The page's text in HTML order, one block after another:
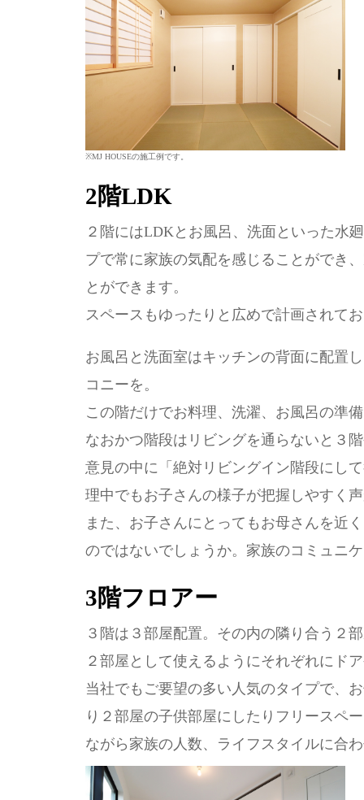
※MJ HOUSEの施工例です。
2階LDK
２階にはLDKとお風呂、洗面といった水
プで常に家族の気配を感じることができ
とができます。
スペースもゆったりと広めで計画されて
お風呂と洗面室はキッチンの背面に配置
コニーを。
この階だけでお料理、洗濯、お風呂の準
なおかつ階段はリビングを通らないと３
意見の中に「絶対リビングイン階段にし
理中でもお子さんの様子が把握しやすく
また、お子さんにとってもお母さんを近
のではないでしょうか。家族のコミュニ
3階フロアー
３階は３部屋配置。その内の隣り合う２
２部屋として使えるようにそれぞれにド
当社でもご要望の多い人気のタイプで、
り２部屋の子供部屋にしたりフリースペ
ながら家族の人数、ライフスタイルに合